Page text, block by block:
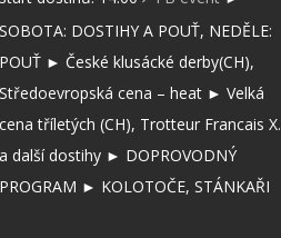
SOBOTA: DOSTIHY A POUŤ, NEDĚLE:
POUŤ ► České klusácké derby(CH),
Středoevropská cena – heat ► Velká
cena tříletých (CH), Trotteur Francais X.
a další dostihy ► DOPROVODNÝ
PROGRAM ► KOLOTOČE, STÁNKAŘI